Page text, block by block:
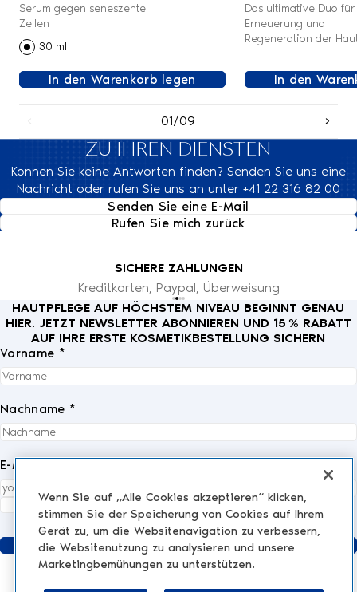
BESEITIGUNG VON
ZOMBIE-ZELLEN -
GESICHT
Serum gegen seneszente
Zellen
30 ml
In den Warenkorb legen
PAAR
Das ultimative Duo
Erneuerung und
Regeneration der
In den
01/09
ZU IHREN DIENSTEN
Können Sie keine Antworten finden? Senden Sie uns eine
Nachricht oder rufen Sie uns an unter +41 22 316 82 00
Senden Sie eine E-Mail
Rufen Sie mich zurück
SICHERE ZAHLUNGEN
Kreditkarten, Paypal, Überweisung
HAUTPFLEGE AUF HÖCHSTEM NIVEAU BEGINNT GENAU
HIER. JETZT NEWSLETTER ABONNIEREN UND 15 % RABATT
AUF IHRE ERSTE KOSMETIKBESTELLUNG SICHERN
Vorname *
Nachname *
E-Mail *
Ich akzeptiere dieDatenschutzrichtlinievollständig.*
Senden
Wenn Sie auf „Alle Cookies akzeptieren“ klicken,
stimmen Sie der Speicherung von Cookies auf Ihrem
Gerät zu, um die Websitenavigation zu verbessern,
die Websitenutzung zu analysieren und unsere
Marketingbemühungen zu unterstützen.